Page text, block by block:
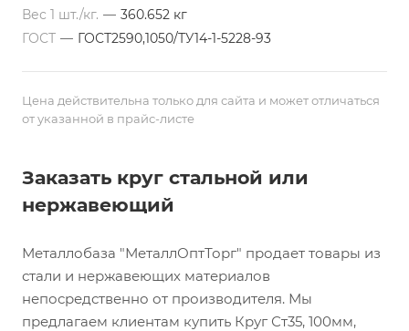
Вес 1 шт./кг. — 360.652 кг
ГОСТ — ГОСТ2590,1050/ТУ14-1-5228-93
Цена действительна только для сайта и может отличаться
от указанной в прайс-листе
Заказать круг стальной или
нержавеющий
Металлобаза "МеталлОптТорг" продает товары из
стали и нержавеющих материалов
непосредственно от производителя. Мы
предлагаем клиентам купить Круг Ст35, 100мм,